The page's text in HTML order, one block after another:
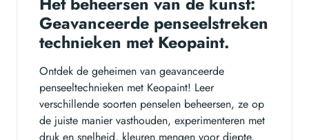
Geavanceerde penseelstreken
technieken met Keopaint.
Ontdek de geheimen van geavanceerde
penseeltechnieken met Keopaint! Leer
verschillende soorten penselen beheersen, ze op
de juiste manier vasthouden, experimenteren met